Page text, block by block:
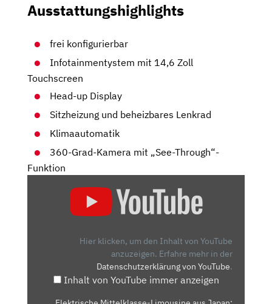
Ausstattungshighlights
frei konfigurierbar
Infotainmentystem mit 14,6 Zoll
Touchscreen
Head-up Display
Sitzheizung und beheizbares Lenkrad
Klimaautomatik
360-Grad-Kamera mit „See-Through“-
Funktion
MITTELKLASSE-
LIMOUSINE
Hier klicken, um den Inhalt von YouTube
anzuzeigen. Erfahre mehr in der
Datenschutzerklärung von YouTube.
Inhalt von YouTube immer anzeigen